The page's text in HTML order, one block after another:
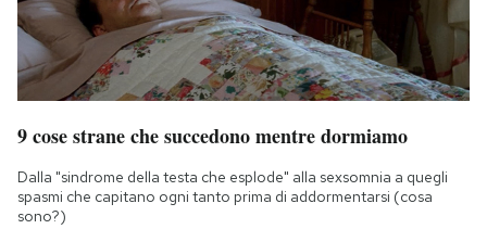
9 cose strane che succedono mentre dormiamo
Dalla "sindrome della testa che esplode" alla sexsomnia a quegli
spasmi che capitano ogni tanto prima di addormentarsi (cosa
sono?)